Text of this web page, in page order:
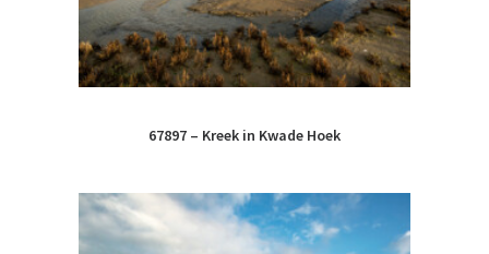
67897 – Kreek in Kwade Hoek